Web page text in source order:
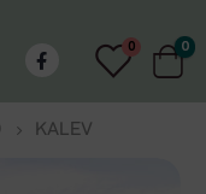
0 0
KALEV